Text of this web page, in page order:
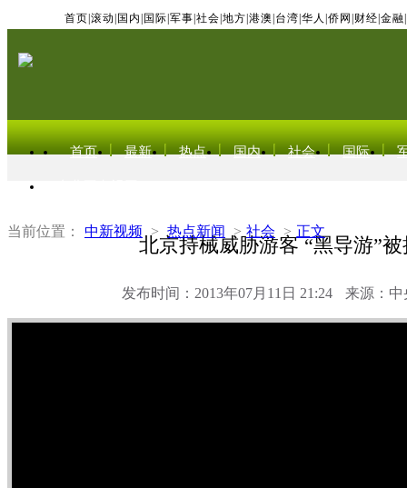
首页 滚动 国内 国际 军事 社会 地方 港澳 台湾 华人 侨网 财经 金融
首页 最新 热点 国内 社会 国际
当前位置： 中新视频 > 热点新闻 > 社会 > 正文
北京持械威胁游客 “黑导游”
发布时间：2013年07月11日 21:24 来源：中